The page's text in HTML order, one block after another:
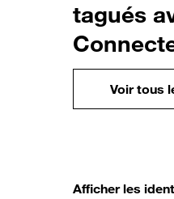
tagués
Voir tous
Afficher les